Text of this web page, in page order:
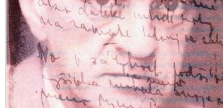
Z týchto vysokých politických funkcii odišiel až v
potom krátko (do konca novembra 1989) pôsobil ako
Zväzu československých spisovateľov v Prahe.
Zomrel 27. januára 1991 v Bratislave.